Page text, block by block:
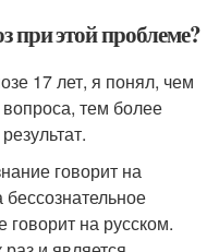
при этой проблеме?
17 лет, я понял, чем
тем более
говорит на
бессознательное
говорит на русском.